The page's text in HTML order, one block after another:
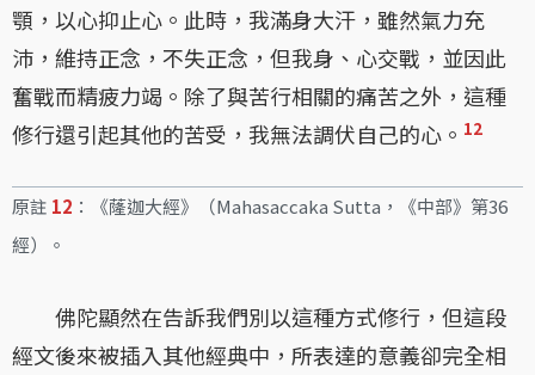
顎，以心抑止心。此時，我滿身大汗，雖然氣力充
沛，維持正念，不失正念，但我身、心交戰，並因此
奮戰而精疲力竭。除了與苦行相關的痛苦之外，這種
修行還引起其他的苦受，我無法調伏自己的心。 12
原註 12 ：《蕯迦大經》（Mahasaccaka Sutta，《中部》第36
經）。
佛陀顯然在告訴我們別以這種方式修行，但這段
經文後來被插入其他經典中，所表達的意義卻完全相